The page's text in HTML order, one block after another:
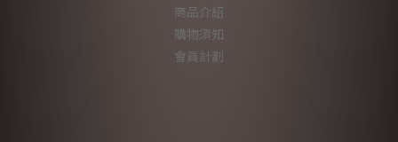
商品介紹
購物須知
會員計劃